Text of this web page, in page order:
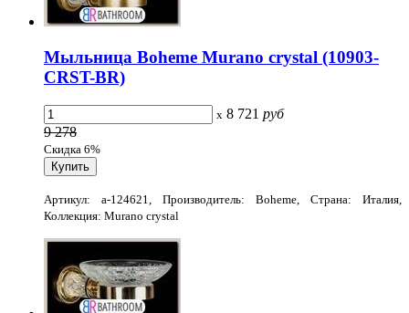
Мыльница Boheme Murano crystal (10903-
CRST-BR)
x 8 721 руб
9 278
Скидка 6%
Артикул: a-124621, Производитель: Boheme, Страна: Италия,
Коллекция: Murano crystal